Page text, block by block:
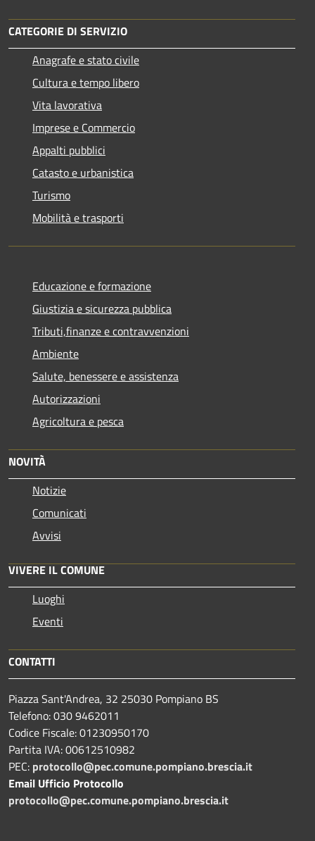
CATEGORIE DI SERVIZIO
Anagrafe e stato civile
Cultura e tempo libero
Vita lavorativa
Imprese e Commercio
Appalti pubblici
Catasto e urbanistica
Turismo
Mobilità e trasporti
Educazione e formazione
Giustizia e sicurezza pubblica
Tributi,finanze e contravvenzioni
Ambiente
Salute, benessere e assistenza
Autorizzazioni
Agricoltura e pesca
NOVITÀ
Notizie
Comunicati
Avvisi
VIVERE IL COMUNE
Luoghi
Eventi
CONTATTI
Piazza Sant'Andrea, 32 25030 Pompiano BS
Telefono: 030 9462011
Codice Fiscale: 01230950170
Partita IVA: 00612510982
PEC: protocollo@pec.comune.pompiano.brescia.it
Email Ufficio Protocollo
protocollo@pec.comune.pompiano.brescia.it